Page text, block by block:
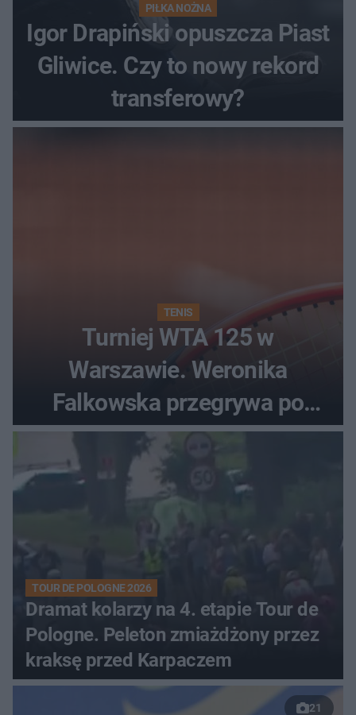
PIŁKA NOŻNA
Igor Drapiński opuszcza Piast
Gliwice. Czy to nowy rekord
transferowy?
TENIS
Turniej WTA 125 w
Warszawie. Weronika
Falkowska przegrywa po
zaciętym boju
TOUR DE POLOGNE 2026
Dramat kolarzy na 4. etapie Tour de
Pologne. Peleton zmiażdżony przez
kraksę przed Karpaczem
21